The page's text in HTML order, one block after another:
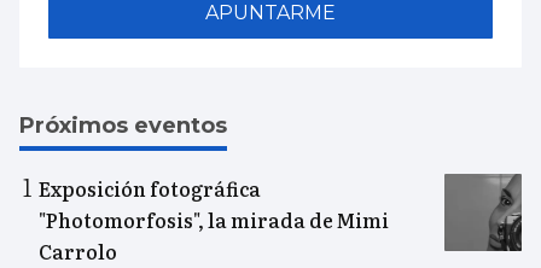
APUNTARME
Próximos eventos
Exposición fotográfica
"Photomorfosis", la mirada de Mimi
Carrolo